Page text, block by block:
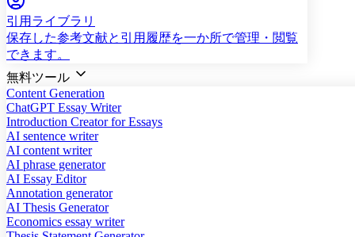
引用ライブラリ
保存した参考文献と引用履歴を一か所で管理・閲覧
できます。
無料ツール
Content Generation
ChatGPT Essay Writer
Introduction Creator for Essays
AI sentence writer
AI content writer
AI phrase generator
AI Essay Editor
Annotation generator
AI Thesis Generator
Economics essay writer